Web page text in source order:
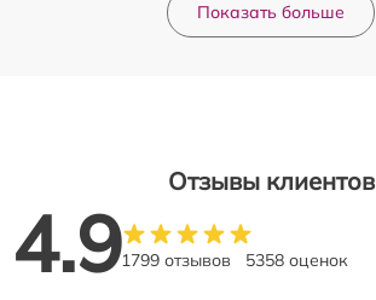
Показать больше
Отзывы клиентов
4.91799 отзывов 5358 оценок